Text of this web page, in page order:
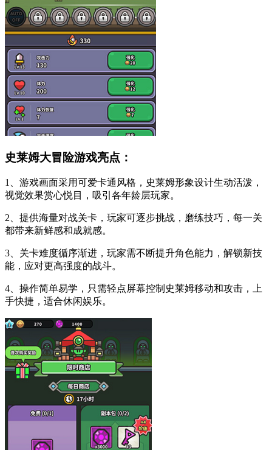
史莱姆大冒险游戏亮点：
1、游戏画面采用可爱卡通风格，史莱姆形象设计生动活泼，
视觉效果赏心悦目，吸引各年龄层玩家。
2、提供海量对战关卡，玩家可逐步挑战，磨练技巧，每一关
都带来新鲜感和成就感。
3、关卡难度循序渐进，玩家需不断提升角色能力，解锁新技
能，应对更高强度的战斗。
4、操作简单易学，只需轻点屏幕控制史莱姆移动和攻击，上
手快捷，适合休闲娱乐。